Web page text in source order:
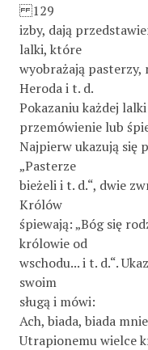
129
izby, dają
lalki, które
wyobrażają pasterzy,
Heroda i t. d.
Pokazaniu każdej
przemówienie lub
Najpierw ukazują się
„Pasterze
bieżeli i t. d.“, dwie
Królów
śpiewają: „Bóg się
królowie od
wschodu... i t. d.“.
swoim
sługą i mówi:
Ach, biada, biada
Utrapionemu wielce